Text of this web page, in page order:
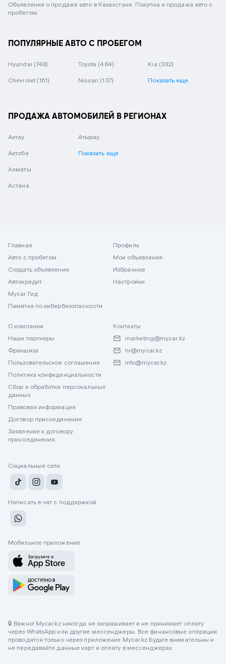
Объявления о продаже авто в Казахстане. Покупка и продажа авто с
пробегом.
ПОПУЛЯРНЫЕ АВТО С ПРОБЕГОМ
Hyundai (748) Toyota (484) Kia (332)
Chevrolet (161) Nissan (137) Показать еще
ПРОДАЖА АВТОМОБИЛЕЙ В РЕГИОНАХ
Актау
Актобе
Алматы
Астана
Атырау
Показать еще
Главная
Авто с пробегом
Создать объявление
Автокредит
Mycar Гид
Памятка по кибербезопасности
Профиль
Мои объявления
Избранное
Настройки
О компании
Наши партнеры
Франшиза
Пользовательское соглашение
Политика конфиденциальности
Сбор и обработка персональных
данных
Правовая информация
Договор присоединения
Заявление к договору
присоединения
Контакты
marketing@mycar.kz
hr@mycar.kz
info@mycar.kz
Социальные сети
Написать в чат с поддержкой
Мобильное приложение
🔒 Важно! Mycar.kz никогда не запрашивает и не принимает оплату
через WhatsApp или другие мессенджеры. Все финансовые операции
проводятся только через приложение Mycar.kz Будьте внимательны и
не передавайте данные карт и оплату в мессенджерах.